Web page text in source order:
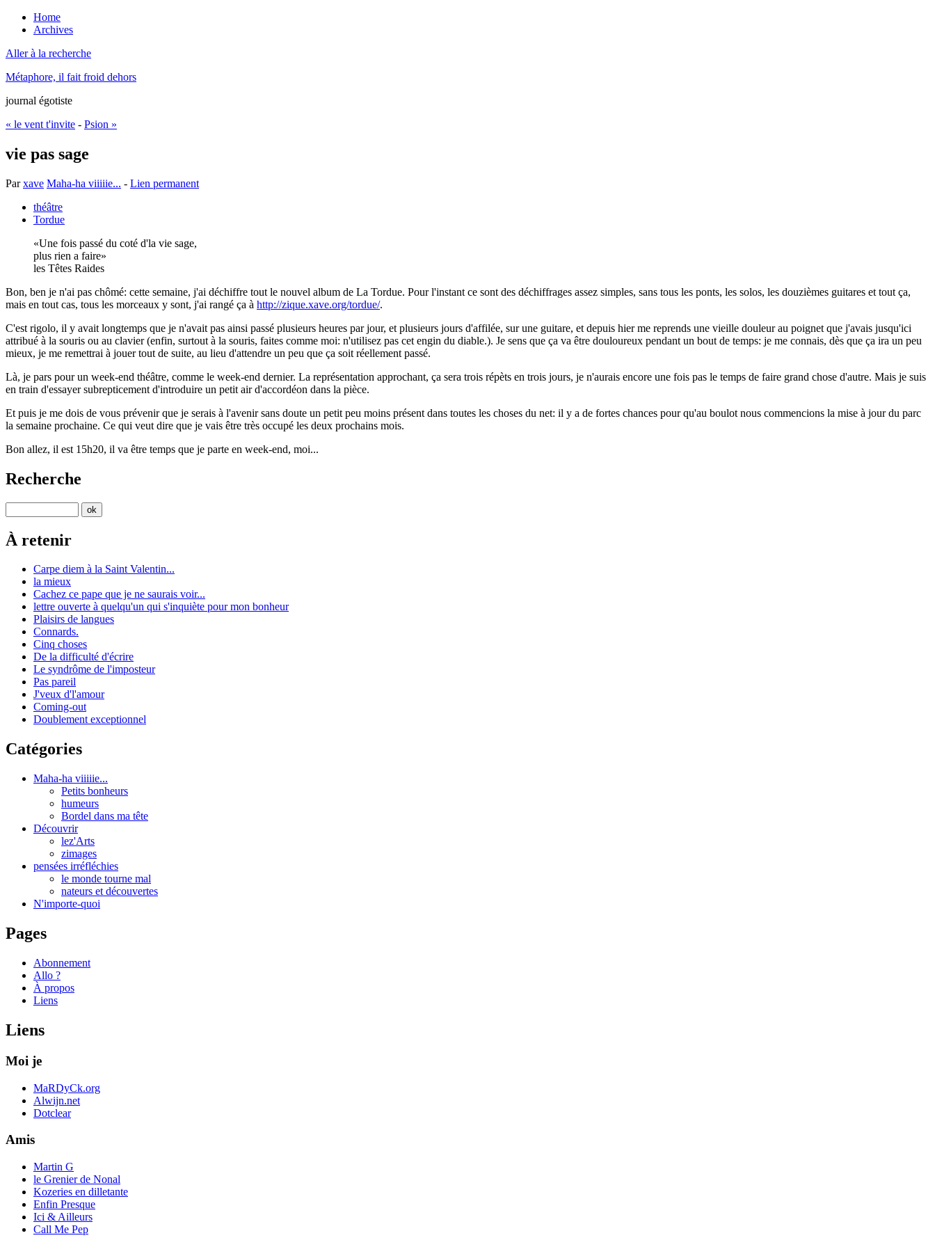
Home
Archives
Aller à la recherche
Métaphore, il fait froid dehors
journal égotiste
« le vent t'invite - Psion »
vie pas sage
Parxave Maha-ha viiiiie... - Lien permanent
théâtre
Tordue
Une fois passé du coté d'la vie sage,
plus rien a faire
les Têtes Raides
Bon, ben je n'ai pas chômé: cette semaine, j'ai déchiffre tout le nouvel album de La Tordue. Pour l'instant ce sont des déchiffrages assez simples, sans tous les ponts, les solos, les douzièmes guitares et tout ça,
mais en tout cas, tous les morceaux y sont, j'ai rangé ça à http://zique.xave.org/tordue/.
C'est rigolo, il y avait longtemps que je n'avait pas ainsi passé plusieurs heures par jour, et plusieurs jours d'affilée, sur une guitare, et depuis hier me reprends une vieille douleur au poignet que j'avais jusqu'ici
attribué à la souris ou au clavier (enfin, surtout à la souris, faites comme moi: n'utilisez pas cet engin du diable.). Je sens que ça va être douloureux pendant un bout de temps: je me connais, dès que ça ira un peu
mieux, je me remettrai à jouer tout de suite, au lieu d'attendre un peu que ça soit réellement passé.
Là, je pars pour un week-end théâtre, comme le week-end dernier. La représentation approchant, ça sera trois répèts en trois jours, je n'aurais encore une fois pas le temps de faire grand chose d'autre. Mais je suis
en train d'essayer subrepticement d'introduire un petit air d'accordéon dans la pièce.
Et puis je me dois de vous prévenir que je serais à l'avenir sans doute un petit peu moins présent dans toutes les choses du net: il y a de fortes chances pour qu'au boulot nous commencions la mise à jour du parc
la semaine prochaine. Ce qui veut dire que je vais être très occupé les deux prochains mois.
Bon allez, il est 15h20, il va être temps que je parte en week-end, moi...
Recherche
À retenir
Carpe diem à la Saint Valentin...
la mieux
Cachez ce pape que je ne saurais voir...
lettre ouverte à quelqu'un qui s'inquiète pour mon bonheur
Plaisirs de langues
Connards.
Cinq choses
De la difficulté d'écrire
Le syndrôme de l'imposteur
Pas pareil
J'veux d'l'amour
Coming-out
Doublement exceptionnel
Catégories
Maha-ha viiiiie...
Petits bonheurs
humeurs
Bordel dans ma tête
Découvrir
lez'Arts
zimages
pensées irréfléchies
le monde tourne mal
nateurs et découvertes
N'importe-quoi
Pages
Abonnement
Allo ?
À propos
Liens
Liens
Moi je
MaRDyCk.org
Alwijn.net
Dotclear
Amis
Martin G
le Grenier de Nonal
Kozeries en dilletante
Enfin Presque
Ici & Ailleurs
Call Me Pep